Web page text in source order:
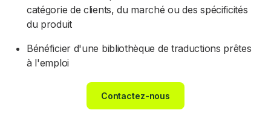
catégorie de clients, du marché ou des spécificités
du produit
Bénéficier d'une bibliothèque de traductions prêtes
à l'emploi
Contactez-nous